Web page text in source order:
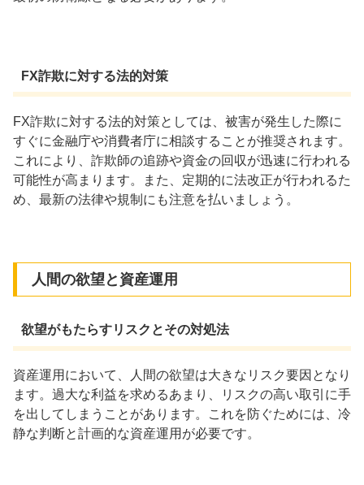
FX詐欺に対する法的対策
FX詐欺に対する法的対策としては、被害が発生した際に
すぐに金融庁や消費者庁に相談することが推奨されます。
これにより、詐欺師の追跡や資金の回収が迅速に行われる
可能性が高まります。また、定期的に法改正が行われるた
め、最新の法律や規制にも注意を払いましょう。
人間の欲望と資産運用
欲望がもたらすリスクとその対処法
資産運用において、人間の欲望は大きなリスク要因となり
ます。過大な利益を求めるあまり、リスクの高い取引に手
を出してしまうことがあります。これを防ぐためには、冷
静な判断と計画的な資産運用が必要です。